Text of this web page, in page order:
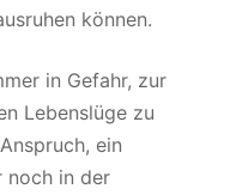
können.
in Gefahr, zur
Lebenslüge zu
ein
noch in der